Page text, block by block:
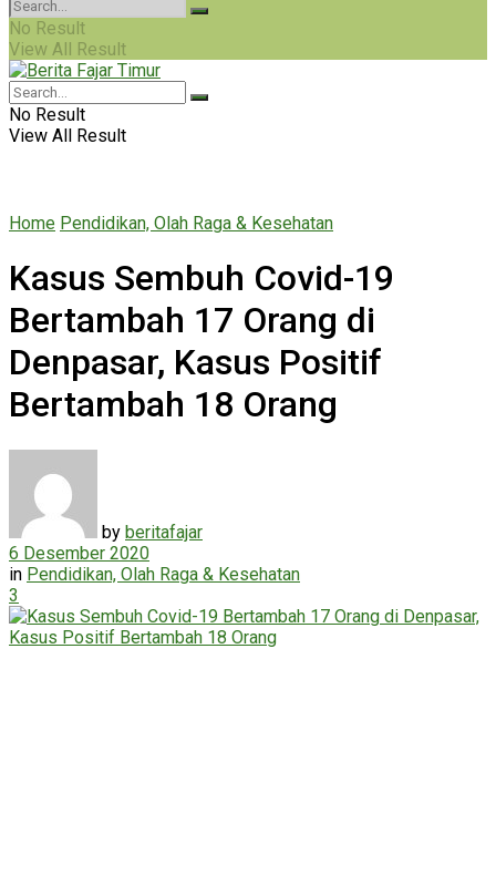
No Result
View All Result
No Result
View All Result
Home Pendidikan, Olah Raga & Kesehatan
Kasus Sembuh Covid-19
Bertambah 17 Orang di
Denpasar, Kasus Positif
Bertambah 18 Orang
by beritafajar
6 Desember 2020
in Pendidikan, Olah Raga & Kesehatan
3